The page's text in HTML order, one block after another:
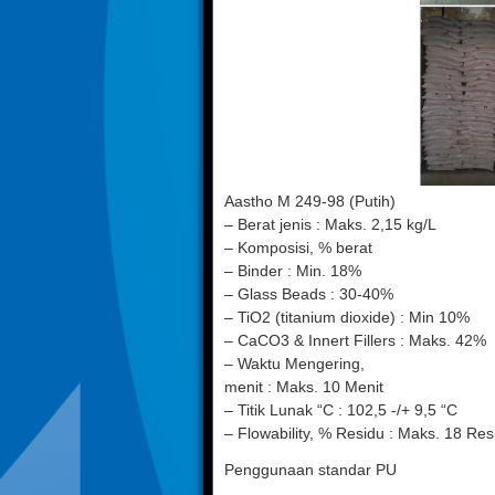
Aastho M 249-98 (Putih)
– Berat jenis : Maks. 2,15 kg/L
– Komposisi, % berat
– Binder : Min. 18%
– Glass Beads : 30-40%
– TiO2 (titanium dioxide) : Min 10%
– CaCO3 & Innert Fillers : Maks. 42%
– Waktu Mengering,
menit : Maks. 10 Menit
– Titik Lunak “C : 102,5 -/+ 9,5 “C
– Flowability, % Residu : Maks. 18
Penggunaan standar PU